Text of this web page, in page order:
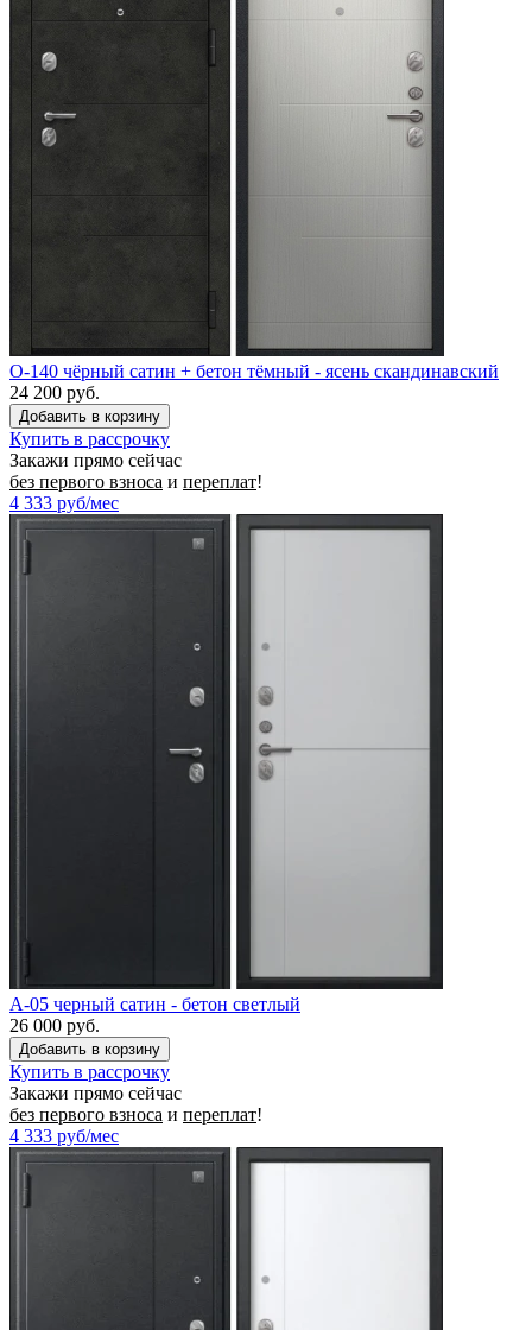
O-140 чёрный сатин + бетон тёмный - ясень скандинавский
24 200 руб.
Купить в рассрочку
Закажи прямо сейчас
без первого взноса и переплат!
4 333 руб/мес
A-05 черный сатин - бетон светлый
26 000 руб.
Купить в рассрочку
Закажи прямо сейчас
без первого взноса и переплат!
4 333 руб/мес